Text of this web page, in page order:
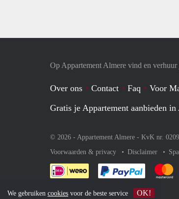
Op Appartement Almere vind en
Over ons Contact Faq
Voor
Gratis je Appartement aanbieden in
© 2026 - Appartement Almere - KvK nr.
Voorwaarden & privacy
Disclaimer
Je rekent
We gebruiken cookies voor de beste service OK!